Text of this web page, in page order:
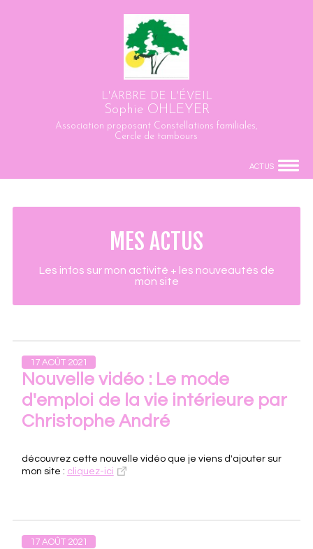
L'ARBRE DE L'ÉVEIL
Sophie OHLEYER
Association proposant Constellations familiales,
Cercle de tambours
ACTUS
MES ACTUS
Les infos sur mon activité + les nouveautés de
mon site
17 AOÛT 2021
Nouvelle vidéo : Le mode
d'emploi de la vie intérieure par
Christophe André
découvrez cette nouvelle vidéo que je viens d'ajouter sur
mon site : cliquez-ici
17 AOÛT 2021